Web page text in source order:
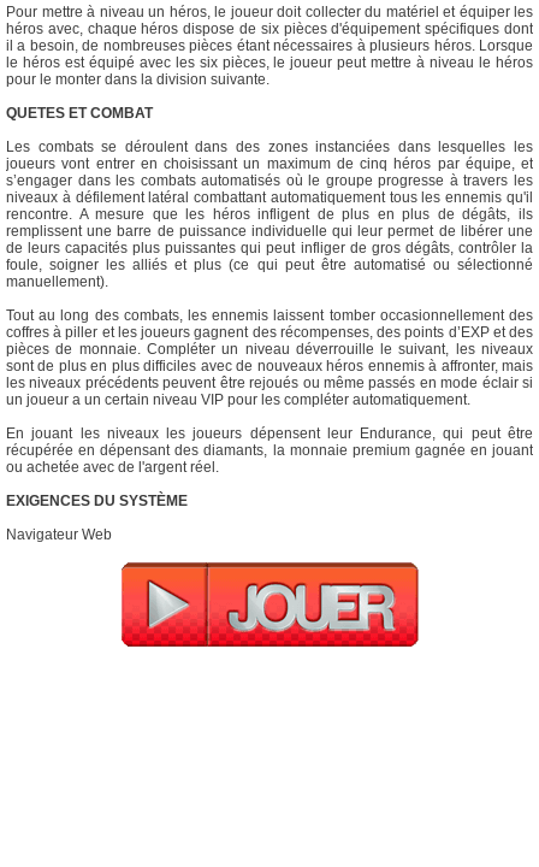
Pour mettre à niveau un héros, le joueur doit collecter du matériel et équiper les
héros avec, chaque héros dispose de six pièces d'équipement spécifiques dont
il a besoin, de nombreuses pièces étant nécessaires à plusieurs héros. Lorsque
le héros est équipé avec les six pièces, le joueur peut mettre à niveau le héros
pour le monter dans la division suivante.
QUETES ET COMBAT
Les combats se déroulent dans des zones instanciées dans lesquelles les
joueurs vont entrer en choisissant un maximum de cinq héros par équipe, et
s’engager dans les combats automatisés où le groupe progresse à travers les
niveaux à défilement latéral combattant automatiquement tous les ennemis qu'il
rencontre. A mesure que les héros infligent de plus en plus de dégâts, ils
remplissent une barre de puissance individuelle qui leur permet de libérer une
de leurs capacités plus puissantes qui peut infliger de gros dégâts, contrôler la
foule, soigner les alliés et plus (ce qui peut être automatisé ou sélectionné
manuellement).
Tout au long des combats, les ennemis laissent tomber occasionnellement des
coffres à piller et les joueurs gagnent des récompenses, des points d’EXP et des
pièces de monnaie. Compléter un niveau déverrouille le suivant, les niveaux
sont de plus en plus difficiles avec de nouveaux héros ennemis à affronter, mais
les niveaux précédents peuvent être rejoués ou même passés en mode éclair si
un joueur a un certain niveau VIP pour les compléter automatiquement.
En jouant les niveaux les joueurs dépensent leur Endurance, qui peut être
récupérée en dépensant des diamants, la monnaie premium gagnée en jouant
ou achetée avec de l'argent réel.
EXIGENCES DU SYSTÈME
Navigateur Web